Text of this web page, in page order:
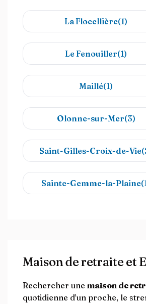
La Flocellière(1)
Le Fenouiller(1)
Maillé(1)
Olonne-sur-Mer(3)
Saint-Gilles-Croix-de-
Sainte-Gemme-la-
Maison de retraite et
Rechercher une maison de
quotidienne d’un proche, le